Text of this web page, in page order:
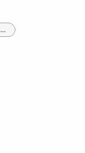
JU Narodna biblioteka "Branko Radičević"